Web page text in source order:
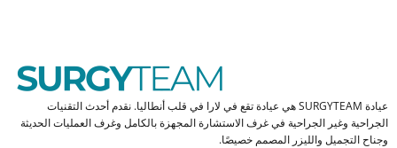
عيادة SURGYTEAM هي عيادة تقع في لارا في قلب أنطاليا. نقدم أحدث التقنيات
الجراحية وغير الجراحية في غرف الاستشارة المجهزة بالكامل وغرف العمليات الحديثة
وجناح التجميل والليزر المصمم خصيصًا.